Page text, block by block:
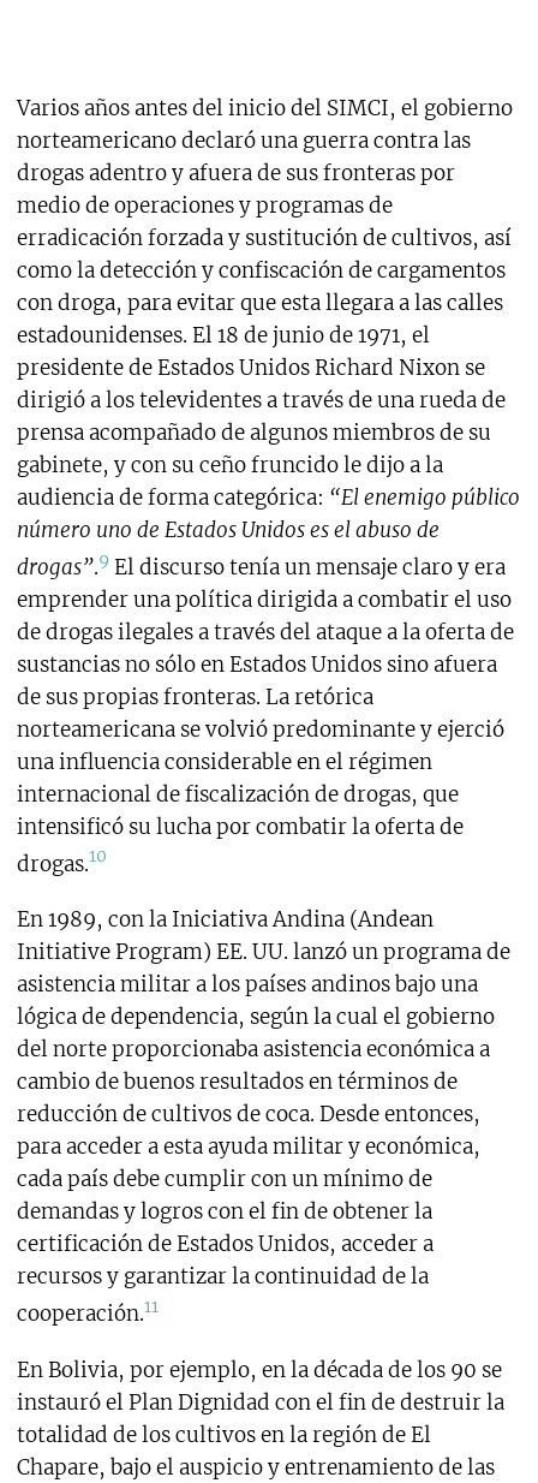
Varios años antes del inicio del SIMCI, el gobierno
norteamericano declaró una guerra contra las
drogas adentro y afuera de sus fronteras por
medio de operaciones y programas de
erradicación forzada y sustitución de cultivos, así
como la detección y confiscación de cargamentos
con droga, para evitar que esta llegara a las calles
estadounidenses. El 18 de junio de 1971, el
presidente de Estados Unidos Richard Nixon se
dirigió a los televidentes a través de una rueda de
prensa acompañado de algunos miembros de su
gabinete, y con su ceño fruncido le dijo a la
audiencia de forma categórica: “El enemigo público
número uno de Estados Unidos es el abuso de
drogas”.9El discurso tenía un mensaje claro y era
emprender una política dirigida a combatir el uso
de drogas ilegales a través del ataque a la oferta de
sustancias no sólo en Estados Unidos sino afuera
de sus propias fronteras. La retórica
norteamericana se volvió predominante y ejerció
una influencia considerable en el régimen
internacional de fiscalización de drogas, que
intensificó su lucha por combatir la oferta de
drogas.10
En 1989, con la Iniciativa Andina (Andean
Initiative Program) EE. UU. lanzó un programa de
asistencia militar a los países andinos bajo una
lógica de dependencia, según la cual el gobierno
del norte proporcionaba asistencia económica a
cambio de buenos resultados en términos de
reducción de cultivos de coca. Desde entonces,
para acceder a esta ayuda militar y económica,
cada país debe cumplir con un mínimo de
demandas y logros con el fin de obtener la
certificación de Estados Unidos, acceder a
recursos y garantizar la continuidad de la
cooperación.11
En Bolivia, por ejemplo, en la década de los 90 se
instauró el Plan Dignidad con el fin de destruir la
totalidad de los cultivos en la región de El
Chapare, bajo el auspicio y entrenamiento de las